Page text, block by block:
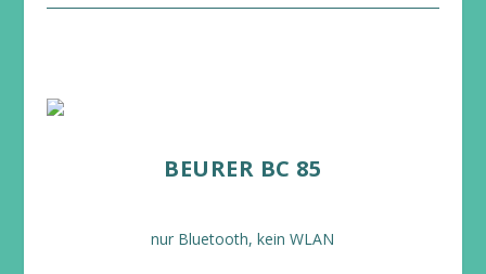
BEURER BC 85
nur Bluetooth, kein WLAN